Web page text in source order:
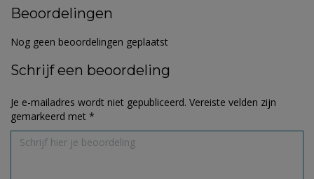
Beoordelingen
Nog geen beoordelingen geplaatst
Schrijf een beoordeling
Je e-mailadres wordt niet gepubliceerd. Vereiste velden zijn
gemarkeerd met *